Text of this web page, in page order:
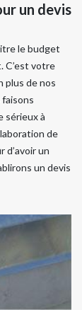
un devis
le budget
C’est votre
plus de nos
sérieux à
de
d’avoir un
un devis